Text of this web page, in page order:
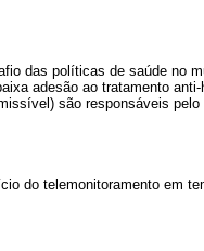
das políticas de saúde no
adesão ao tratamento
são responsáveis ​​pelo
do telemonitoramento em